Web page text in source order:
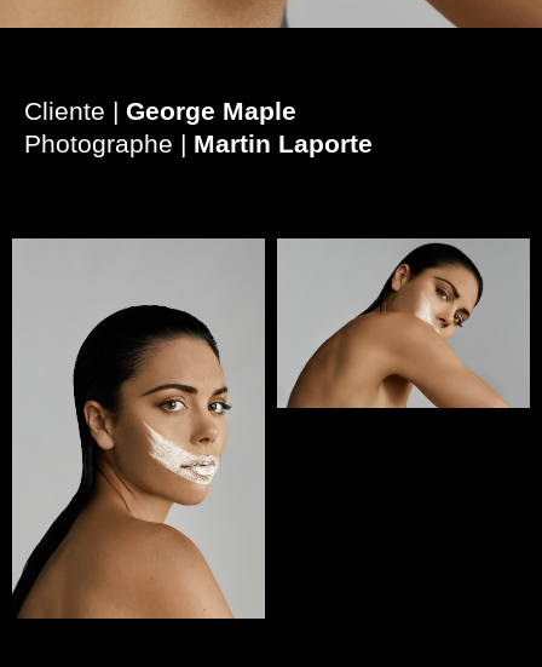
Cliente | George Maple
Photographe | Martin Laporte